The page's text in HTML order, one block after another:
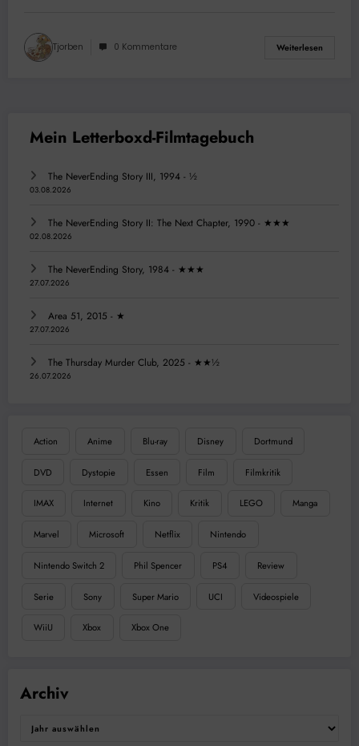
Tjorben 0 Kommentare Weiterlesen
The NeverEnding Story III, 1994 - ½
03.08.2026
The NeverEnding Story II: The Next Chapter, 1990 - ★★★
02.08.2026
The NeverEnding Story, 1984 - ★★★
27.07.2026
Area 51, 2015 - ★
27.07.2026
The Thursday Murder Club, 2025 - ★★½
26.07.2026
Action Anime Blu-ray Disney Dortmund
DVD Dystopie Essen Film Filmkritik
IMAX Internet Kino Kritik LEGO Manga
Marvel Microsoft Netflix Nintendo
Nintendo Switch 2 Phil Spencer PS4 Review
Serie Sony Super Mario UCI Videospiele
WiiU Xbox Xbox One